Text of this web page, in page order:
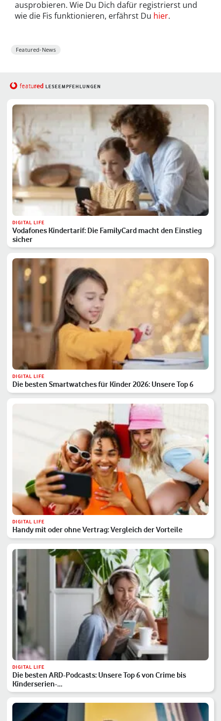
ausprobieren. Wie Du Dich dafür registrierst und
wie die Fis funktionieren, erfährst Du hier.
Featured-News
featured LESEEMPFEHLUNGEN
DIGITAL LIFE
Vodafones Kindertarif: Die FamilyCard macht den Einstieg
sicher
DIGITAL LIFE
Die besten Smartwatches für Kinder 2026: Unsere Top 6
DIGITAL LIFE
Handy mit oder ohne Vertrag: Vergleich der Vorteile
DIGITAL LIFE
Die besten ARD-Podcasts: Unsere Top 6 von Crime bis
Kinderserien-…